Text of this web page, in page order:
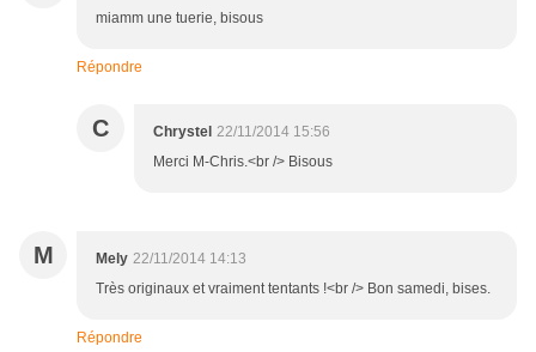
miamm une tuerie, bisous
Répondre
C Chrystel 22/11/2014 15:56
Merci M-Chris.<br /> Bisous
M Mely 22/11/2014 14:13
Très originaux et vraiment tentants !<br /> Bon samedi, bises.
Répondre